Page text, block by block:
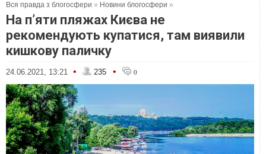
Вся правда з блогосфери » Новини блогосфери »
На п’яти пляжах Києва не
рекомендують купатися, там виявили
кишкову паличку
24.06.2021, 13:21 • 235 • 0